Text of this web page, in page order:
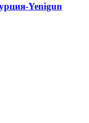
Yenigun